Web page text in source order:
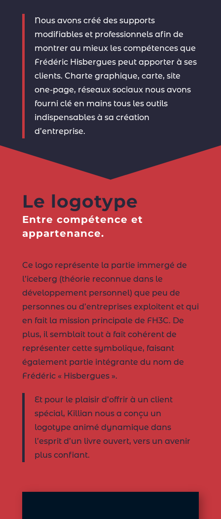
Nous avons créé des supports
modifiables et professionnels afin de
montrer au mieux les compétences que
Frédéric Hisbergues peut apporter à ses
clients. Charte graphique, carte, site
one-page, réseaux sociaux nous avons
fourni clé en mains tous les outils
indispensables à sa création
d’entreprise.
Le logotype
Entre compétence et
appartenance.
Ce logo représente la partie immergé de
l’iceberg (théorie reconnue dans le
développement personnel) que peu de
personnes ou d’entreprises exploitent et qui
en fait la mission principale de FH3C. De
plus, il semblait tout à fait cohérent de
représenter cette symbolique, faisant
également partie intégrante du nom de
Frédéric « Hisbergues ».
Et pour le plaisir d’offrir à un client
spécial, Killian nous a conçu un
logotype animé dynamique dans
l’esprit d’un livre ouvert, vers un avenir
plus confiant.